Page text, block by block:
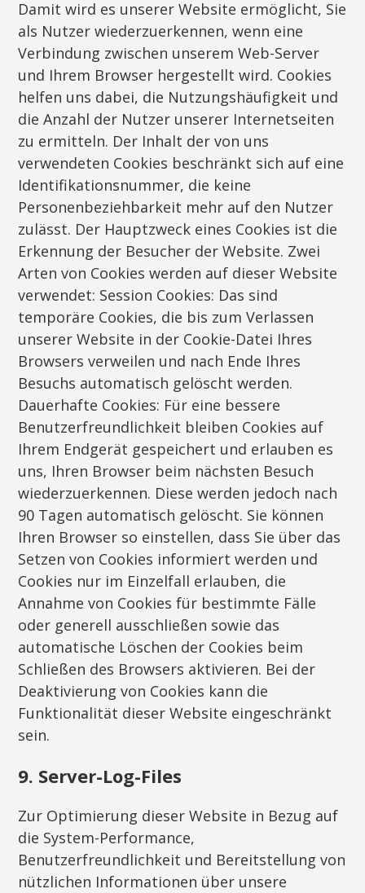
Damit wird es unserer Website ermöglicht, Sie
als Nutzer wiederzuerkennen, wenn eine
Verbindung zwischen unserem Web-Server
und Ihrem Browser hergestellt wird. Cookies
helfen uns dabei, die Nutzungshäufigkeit und
die Anzahl der Nutzer unserer Internetseiten
zu ermitteln. Der Inhalt der von uns
verwendeten Cookies beschränkt sich auf eine
Identifikationsnummer, die keine
Personenbeziehbarkeit mehr auf den Nutzer
zulässt. Der Hauptzweck eines Cookies ist die
Erkennung der Besucher der Website. Zwei
Arten von Cookies werden auf dieser Website
verwendet: Session Cookies: Das sind
temporäre Cookies, die bis zum Verlassen
unserer Website in der Cookie-Datei Ihres
Browsers verweilen und nach Ende Ihres
Besuchs automatisch gelöscht werden.
Dauerhafte Cookies: Für eine bessere
Benutzerfreundlichkeit bleiben Cookies auf
Ihrem Endgerät gespeichert und erlauben es
uns, Ihren Browser beim nächsten Besuch
wiederzuerkennen. Diese werden jedoch nach
90 Tagen automatisch gelöscht. Sie können
Ihren Browser so einstellen, dass Sie über das
Setzen von Cookies informiert werden und
Cookies nur im Einzelfall erlauben, die
Annahme von Cookies für bestimmte Fälle
oder generell ausschließen sowie das
automatische Löschen der Cookies beim
Schließen des Browsers aktivieren. Bei der
Deaktivierung von Cookies kann die
Funktionalität dieser Website eingeschränkt
sein.
9. Server-Log-Files
Zur Optimierung dieser Website in Bezug auf
die System-Performance,
Benutzerfreundlichkeit und Bereitstellung von
nützlichen Informationen über unsere